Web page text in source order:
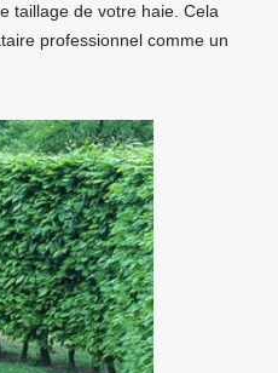
taillage de votre haie. Cela
professionnel comme un